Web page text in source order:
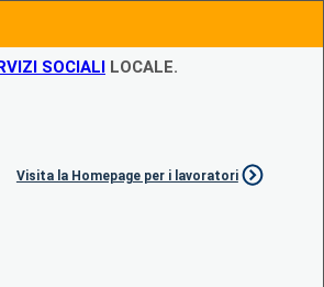
SOCIALI LOCALE.
Visita la Homepage per i lavoratori